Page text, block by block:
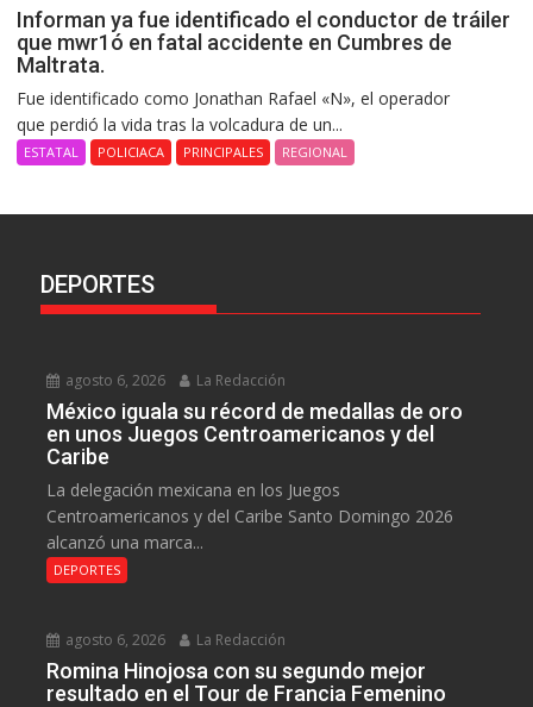
Informan ya fue identificado el conductor de tráiler
que mwr1ó en fatal accidente en Cumbres de
Maltrata.
Fue identificado como Jonathan Rafael «N», el operador
que perdió la vida tras la volcadura de un...
ESTATAL POLICIACA PRINCIPALES REGIONAL
DEPORTES
agosto 6, 2026 La Redacción
México iguala su récord de medallas de oro
en unos Juegos Centroamericanos y del
Caribe
La delegación mexicana en los Juegos
Centroamericanos y del Caribe Santo Domingo 2026
alcanzó una marca...
DEPORTES
agosto 6, 2026 La Redacción
Romina Hinojosa con su segundo mejor
resultado en el Tour de Francia Femenino